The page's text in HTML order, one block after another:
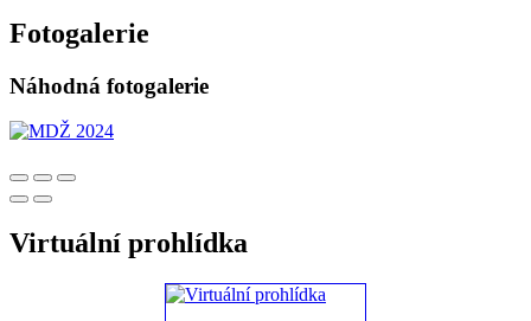
Fotogalerie
Náhodná fotogalerie
Virtuální prohlídka